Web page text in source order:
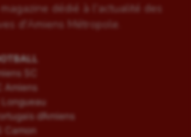
dédié à l'actualité des
d'Amiens Métropole.
SC
Amiens
Longueau
d’Amiens
Camon